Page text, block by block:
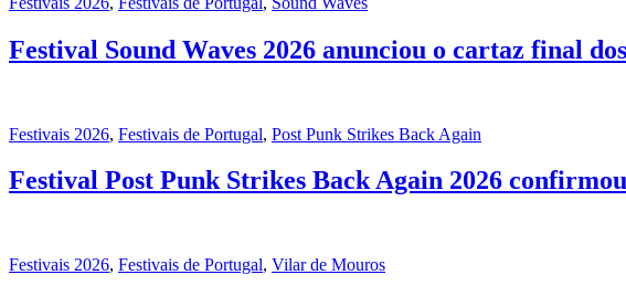
Festival Sound Waves 2026 anunciou o cartaz final
Festivais 2026, Festivais de Portugal, Post Punk Strikes Back Again
Festival Post Punk Strikes Back Again 2026
Festivais 2026, Festivais de Portugal, Vilar de Mouros